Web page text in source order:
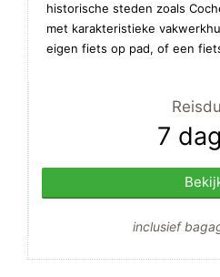
historische steden zoals
met karakteristieke
eigen fiets op pad, of een
7
inclusief